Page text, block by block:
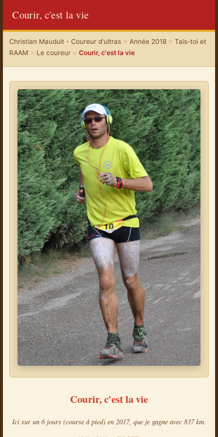
Courir, c'est la vie
Christian Mauduit - Coureur d'ultras> Année 2018> Tais-toi et
RAAM > Le coureur> Courir, c'est la vie
Courir, c'est la vie
Ici sur un 6 jours (course à pied) en 2017, que je gagne avec 837 km.